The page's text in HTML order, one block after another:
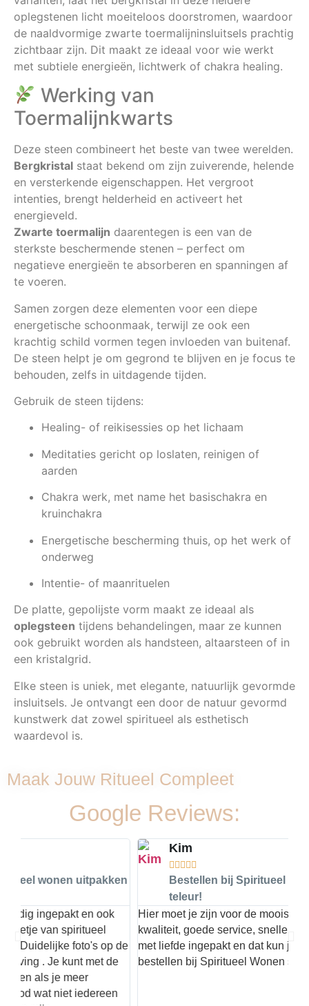
oplegstenen licht moeiteloos doorstromen, waardoor
de naaldvormige zwarte toermalijninsluitsels prachtig
zichtbaar zijn. Dit maakt ze ideaal voor wie werkt
met subtiele energieën, lichtwerk of chakra healing.
Werking van
Toermalijnkwarts
Deze steen combineert het beste van twee werelden.
Bergkristal staat bekend om zijn zuiverende, helende
en versterkende eigenschappen. Het vergroot
intenties, brengt helderheid en activeert het
energieveld.
Zwarte toermalijn daarentegen is een van de
sterkste beschermende stenen – perfect om
negatieve energieën te absorberen en spanningen af
te voeren.
Samen zorgen deze elementen voor een diepe
energetische schoonmaak, terwijl ze ook een
krachtig schild vormen tegen invloeden van buitenaf.
De steen helpt je om gegrond te blijven en je focus te
behouden, zelfs in uitdagende tijden.
Gebruik de steen tijdens:
Healing- of reikisessies op het lichaam
Meditaties gericht op loslaten, reinigen of
aarden
Chakra werk, met name het basischakra en
kruinchakra
Energetische bescherming thuis, op het werk of
onderweg
Intentie- of maanrituelen
De platte, gepolijste vorm maakt ze ideaal als
oplegsteen tijdens behandelingen, maar ze kunnen
ook gebruikt worden als handsteen, altaarsteen of in
een kristalgrid.
Elke steen is uniek, met elegante, natuurlijk gevormde
insluitsels. Je ontvangt een door de natuur gevormd
kunstwerk dat zowel spiritueel als esthetisch
waardevol is.
Maak Jouw Ritueel Compleet
Google Reviews:
Bestellen bij Spiritueel Wonen stelt nooit
Hier moet je zijn voor de mooiste edelstenen! Altijd
kwaliteit, goede service, snelle verzending. Alles wordt
met liefde ingepakt en dat kun je zien
Kortom
bestellen bij Spiritueel Wonen stelt nooit teleur!